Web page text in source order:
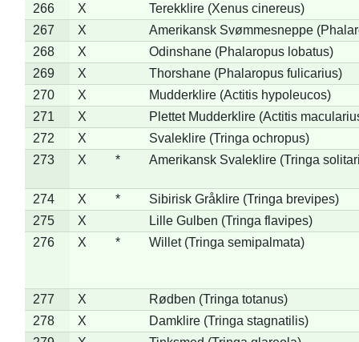
266
X
Terekklire (Xenus cinereus)
267
X
Amerikansk Svømmesneppe
268
X
Odinshane (Phalaropus lobatus)
269
X
Thorshane (Phalaropus fulicarius)
270
X
Mudderklire (Actitis hypoleucos)
271
X
Plettet Mudderklire (Actitis
272
X
Svaleklire (Tringa ochropus)
273
X * Amerikansk Svaleklire (Tringa
274 X *
Sibirisk Gråklire (Tringa brevipes)
275
X
Lille Gulben (Tringa flavipes)
276
X * Willet (Tringa semipalmata)
277 X
Rødben (Tringa totanus)
278
X
Damklire (Tringa stagnatilis)